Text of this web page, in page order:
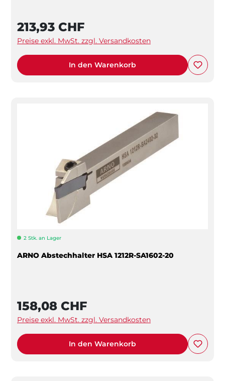
213,93 CHF
Preise exkl. MwSt. zzgl. Versandkosten
In den Warenkorb
2 Stk. an Lager
ARNO Abstechhalter HSA 1212R-SA1602-20
158,08 CHF
Preise exkl. MwSt. zzgl. Versandkosten
In den Warenkorb